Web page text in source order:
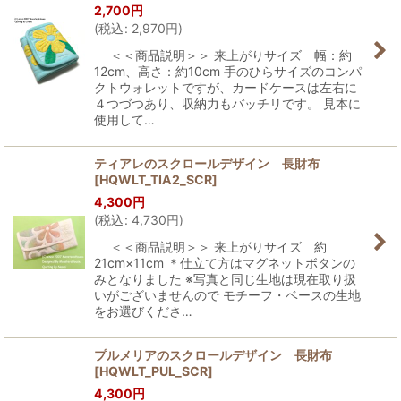
2,700円
(税込: 2,970円)
＜＜商品説明＞＞ 来上がりサイズ 幅：約
12cm、高さ：約10cm 手のひらサイズのコンパ
クトウォレットですが、カードケースは左右に
４つづつあり、収納力もバッチリです。 見本に
使用して…
ティアレのスクロールデザイン 長財布
[HQWLT_TIA2_SCR]
4,300円
(税込: 4,730円)
＜＜商品説明＞＞ 来上がりサイズ 約
21cm×11cm ＊仕立て方はマグネットボタンの
みとなりました ※写真と同じ生地は現在取り扱
いがございませんので モチーフ・ベースの生地
をお選びくださ…
プルメリアのスクロールデザイン 長財布
[HQWLT_PUL_SCR]
4,300円